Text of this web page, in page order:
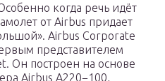
когда речь идёт
от Airbus придает
Airbus Corporate
представителем
Он построен на основе
Airbus A220−100,